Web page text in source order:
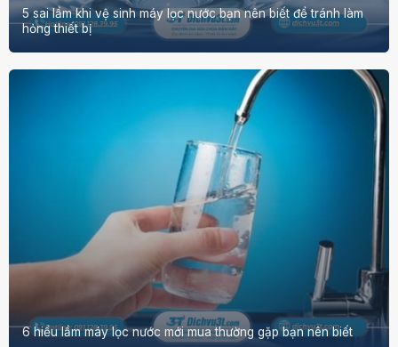
5 sai lầm khi vệ sinh máy lọc nước bạn nên biết để tránh làm
hỏng thiết bị
6 hiểu lầm máy lọc nước mới mua thường gặp bạn nên biết